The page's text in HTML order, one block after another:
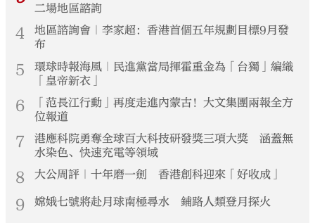
二場地區諮詢
4
地區諮詢會｜李家超：香港首個五年規劃目標9月發
布
5
環球時報海風｜民進黨當局揮霍重金為「台獨」編織
「皇帝新衣」
6
「范長江行動」再度走進內蒙古！大文集團兩報全方
位報道
7
港應科院勇奪全球百大科技研發獎三項大獎 涵蓋無
水染色、快速充電等領域
8 大公周評｜十年磨一劍 香港創科迎來「好收成」
9 嫦娥七號將赴月球南極尋水 鋪路人類登月探火